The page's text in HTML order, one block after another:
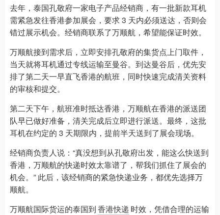
去年，泰国孔敬府一家电子产品经销商，有一批新款耳机
需紧急发往香港参加展会，要求 3 天内必须送达，否则会
错过展示机会。经销商联系了万顺航，希望能保证时效。
万顺航接到需求后，立即安排孔敬府的集货点上门取件，
当天就将耳机通过专线运输至曼谷。到达曼谷后，优先安
排了第二天一早直飞香港的航班，同时快速完成清关资料
的审核和提交。
第二天下午，航班准时抵达香港，万顺航在香港的派送团
队早已做好准备，清关完成后立即进行派送。最终，这批
耳机在约定的 3 天期限内，提前半天送到了展会现场。
经销商负责人说：“真没想到从孔敬府出发，能这么快送到
香港，万顺航的快递时效太靠谱了，帮我们抓住了展会的
机会。” 此后，该经销商的紧急快递业务，都优先选择万
顺航。
万顺航国际货运的泰国到香港快递 时效，凭借合理的运输